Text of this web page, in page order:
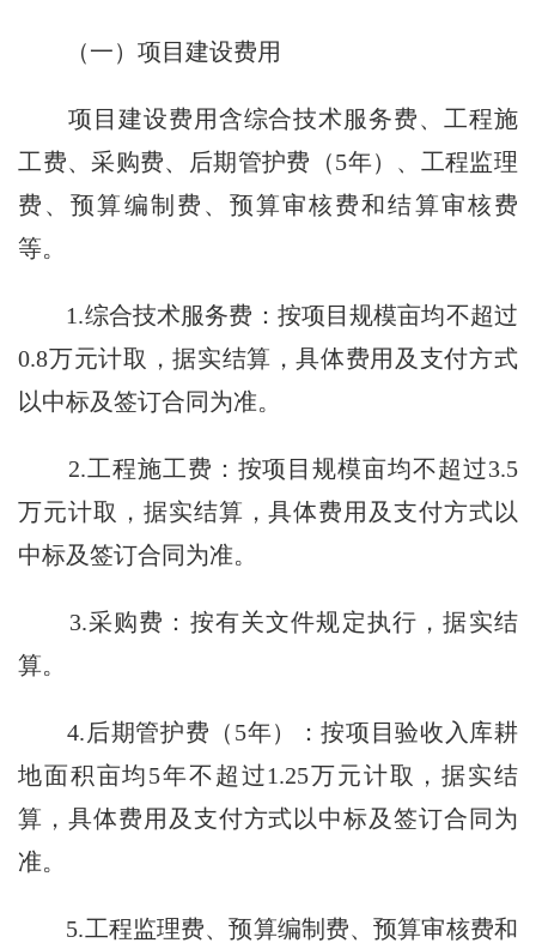
（一）项目建设费用
项目建设费用含综合技术服务费、工程施
工费、采购费、后期管护费（5年）、工程监理
费、预算编制费、预算审核费和结算审核费
等。
1.综合技术服务费：按项目规模亩均不超过
0.8万元计取，据实结算，具体费用及支付方式
以中标及签订合同为准。
2.工程施工费：按项目规模亩均不超过3.5
万元计取，据实结算，具体费用及支付方式以
中标及签订合同为准。
3.采购费：按有关文件规定执行，据实结
算。
4.后期管护费（5年）：按项目验收入库耕
地面积亩均5年不超过1.25万元计取，据实结
算，具体费用及支付方式以中标及签订合同为
准。
5.工程监理费、预算编制费、预算审核费和